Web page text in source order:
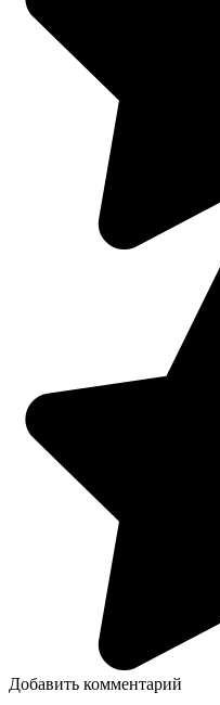
Добавить комментарий